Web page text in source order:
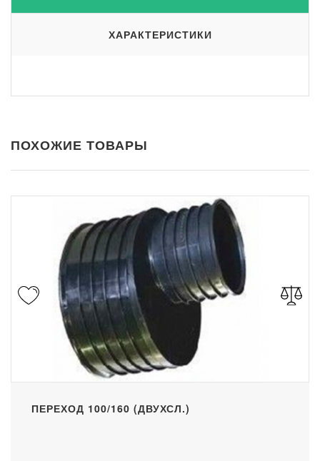
ХАРАКТЕРИСТИКИ
ПОХОЖИЕ ТОВАРЫ
ПЕРЕХОД 100/160 (ДВУХСЛ.)